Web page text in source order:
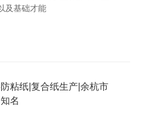
及基础才能
粘纸|复合纸生产|余杭市
名